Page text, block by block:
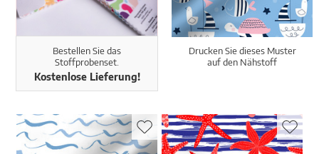
Bestellen Sie das
Stoffprobenset.
Kostenlose Lieferung!
Drucken Sie dieses Muster
auf den Nähstoff